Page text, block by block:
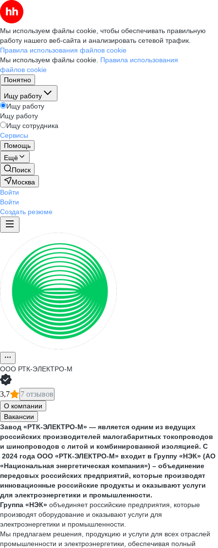
Мы используем файлы cookie, чтобы обеспечивать правильную
работу нашего веб-сайта и анализировать сетевой трафик.
Правила использования файлов cookie
Мы используем файлы cookie. Правила использования
файлов cookie
Понятно
Ищу работу
Ищу работу
Ищу работу
Ищу сотрудника
Сервисы
Помощь
Ещё
Поиск
Москва
Войти
Войти
Создать резюме
ООО РТК-ЭЛЕКТРО-М
3,7 7 отзывов
О компании
Вакансии
Завод «РТК-ЭЛЕКТРО-М» — является одним из ведущих
российских производителей малогабаритных токопроводов
и шинопроводов с литой и комбинированной изоляцией. С
2024 года ООО «РТК-ЭЛЕКТРО-М» входит в Группу «НЭК» (АО
«Национальная энергетическая компания») – объединение
передовых российских предприятий, которые производят
инновационные российские продукты и оказывают услуги
для электроэнергетики и промышленности.
Группа «НЭК» объединяет российские предприятия, которые
производят оборудование и оказывают услуги для
электроэнергетики и промышленности.
Мы предлагаем решения, продукцию и услуги для всех отраслей
промышленности и электроэнергетики, обеспечивая полный